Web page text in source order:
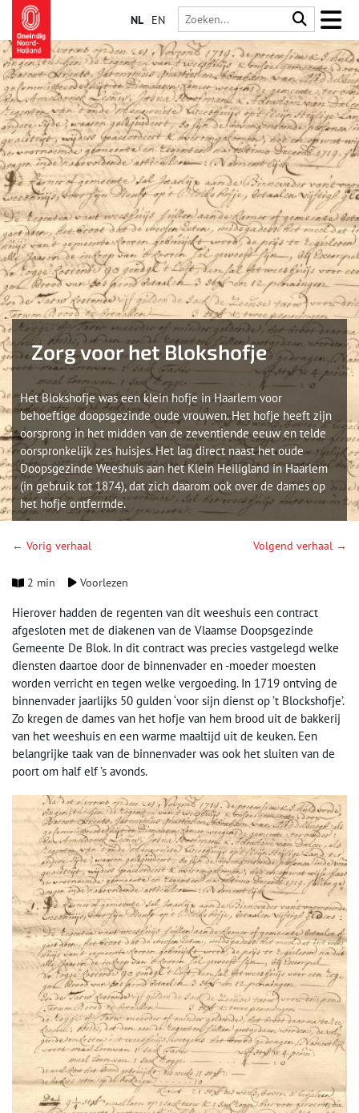
NL EN
Zorg voor het Blokshofje
Het Blokshofje was een klein hofje in Haarlem voor
behoeftige doopsgezinde oude vrouwen. Het hofje heeft zijn
oorsprong in het midden van de zeventiende eeuw en telde
oorspronkelijk zes huisjes. Het lag direct naast het oude
Doopsgezinde Weeshuis aan het Klein Heiligland in Haarlem
(in gebruik tot 1874), dat zich daarom ook over de dames op
het hofje ontfermde.
← Vorig verhaal Volgend verhaal →
2 min Voorlezen
Hierover hadden de regenten van dit weeshuis een contract
afgesloten met de diakenen van de Vlaamse Doopsgezinde
Gemeente De Blok. In dit contract was precies vastgelegd welke
diensten daartoe door de binnenvader en -moeder moesten
worden verricht en tegen welke vergoeding. In 1719 ontving de
binnenvader jaarlijks 50 gulden ‘voor sijn dienst op ’t Blockshofje’.
Zo kregen de dames van het hofje van hem brood uit de bakkerij
van het weeshuis en een warme maaltijd uit de keuken. Een
belangrijke taak van de binnenvader was ook het sluiten van de
poort om half elf ’s avonds.